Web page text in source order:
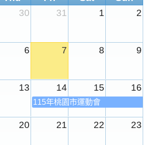
30 31 1 2
6 7 8 9
13 14 15 16
115年桃園市運動會
20 21 22 23